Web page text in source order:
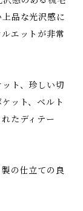
品な光沢感に
エットが非常
ト、珍しい切
ット、ベルト
たディテー
の仕立ての良